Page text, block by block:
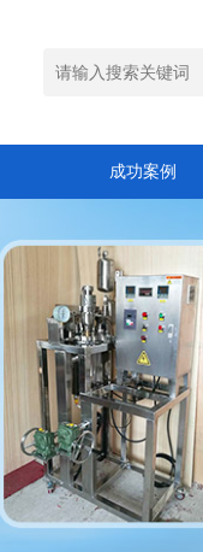
成功案例